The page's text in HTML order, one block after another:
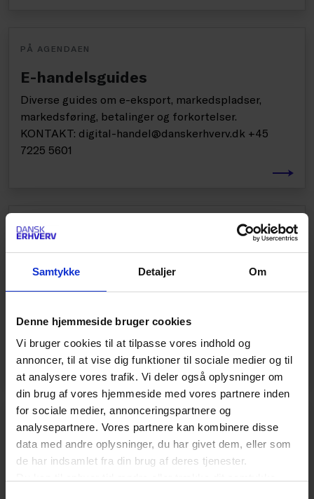
Samtykke Detaljer Om
Denne hjemmeside bruger cookies
Vi bruger cookies til at tilpasse vores indhold og
annoncer, til at vise dig funktioner til sociale medier og til
at analysere vores trafik. Vi deler også oplysninger om
din brug af vores hjemmeside med vores partnere inden
for sociale medier, annonceringspartnere og
analysepartnere. Vores partnere kan kombinere disse
data med andre oplysninger, du har givet dem, eller som
de har indsamlet fra din brug af deres tjenester.
PÅ AGENDAEN
E-handelsguides
Diverse guides om e-eksport, markedspladser,
markedsføring, betalinger og forkortelser.
KONTAKT: digital-handel@danskerhverv.dk +45
7225 5601
PÅ AGENDAEN
Netværk
Sammen er vi stærkere - se mulighederne for at
udveksle erfaringer. Bliv medlem af et netværk, og
stærkt fagligt netværk! Det er gratis at deltage som
medlem af Dansk Erhverv.
Anmodning modtaget